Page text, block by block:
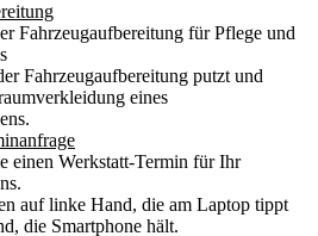
Fahrzeugaufbereitung für Pflege und
einen Werkstatt-Termin für Ihr